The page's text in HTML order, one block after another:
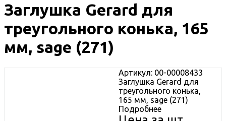
Заглушка Gerard для
треугольного конька, 165
мм, sage (271)
Артикул: 00-00008433
Заглушка Gerard для
треугольного конька,
165 мм, sage (271)
Подробнее